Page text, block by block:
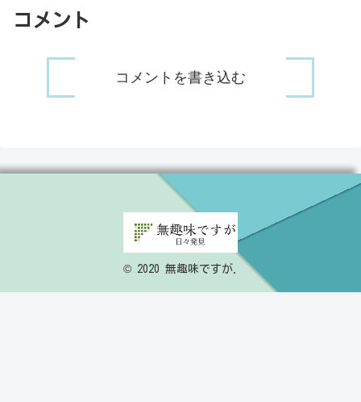
コメント
コメントを書き込む
© 2020 無趣味ですが.